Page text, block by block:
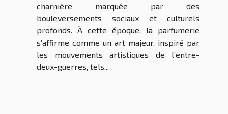
charnière marquée par des
bouleversements sociaux et culturels
profonds. À cette époque, la parfumerie
s’affirme comme un art majeur, inspiré par
les mouvements artistiques de l’entre-
deux-guerres, tels...